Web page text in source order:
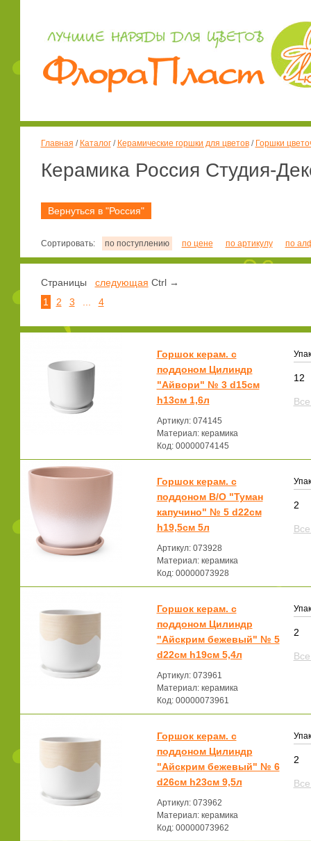
Главная / Каталог/ Керамические горшки для цветов/ Горшки
Керамика Россия Студия-
Вернуться в "Россия"
Сортировать: по поступлению по цене по артикулу по
Страницы следующая Ctrl →
1
2 3 4
Горшок керам. с
поддоном Цилиндр
"Айвори" № 3 d15см
h13см 1,6л
Артикул: 074145
Материал: керамика
Код: 00000074145
12
Горшок керам. с
поддоном В/О "Туман
капучино" № 5 d22см
h19,5см 5л
Артикул: 073928
Материал: керамика
Код: 00000073928
2
Горшок керам. с
поддоном Цилиндр
"Айскрим бежевый" № 5
d22см h19см 5,4л
Артикул: 073961
Материал: керамика
Код: 00000073961
2
Горшок керам. с
поддоном Цилиндр
"Айскрим бежевый" № 6
d26см h23см 9,5л
Артикул: 073962
Материал: керамика
Код: 00000073962
2